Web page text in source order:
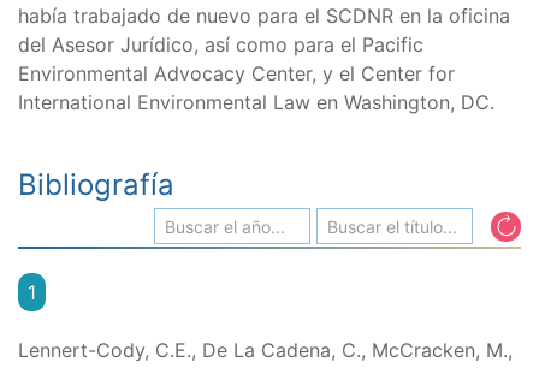
había trabajado de nuevo para el SCDNR en la oficina
del Asesor Jurídico, así como para el Pacific
Environmental Advocacy Center, y el Center for
International Environmental Law en Washington, DC.
Bibliografía
1
Lennert-Cody, C.E., De La Cadena, C., McCracken, M.,